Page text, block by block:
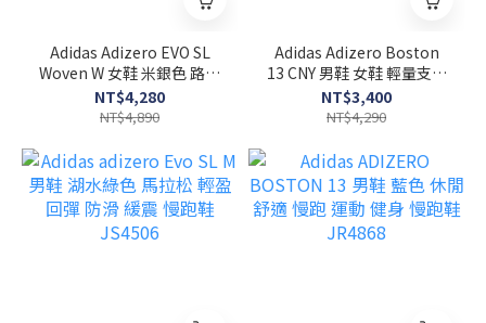
Adidas Adizero EVO SL
Woven W 女鞋 米銀色 路跑
慢跑鞋 KI6928
NT$4,280
NT$4,890
Adidas Adizero Boston
13 CNY 男鞋 女鞋 輕量支撐
網布 慢跑鞋 KI1516
NT$3,400
NT$4,290